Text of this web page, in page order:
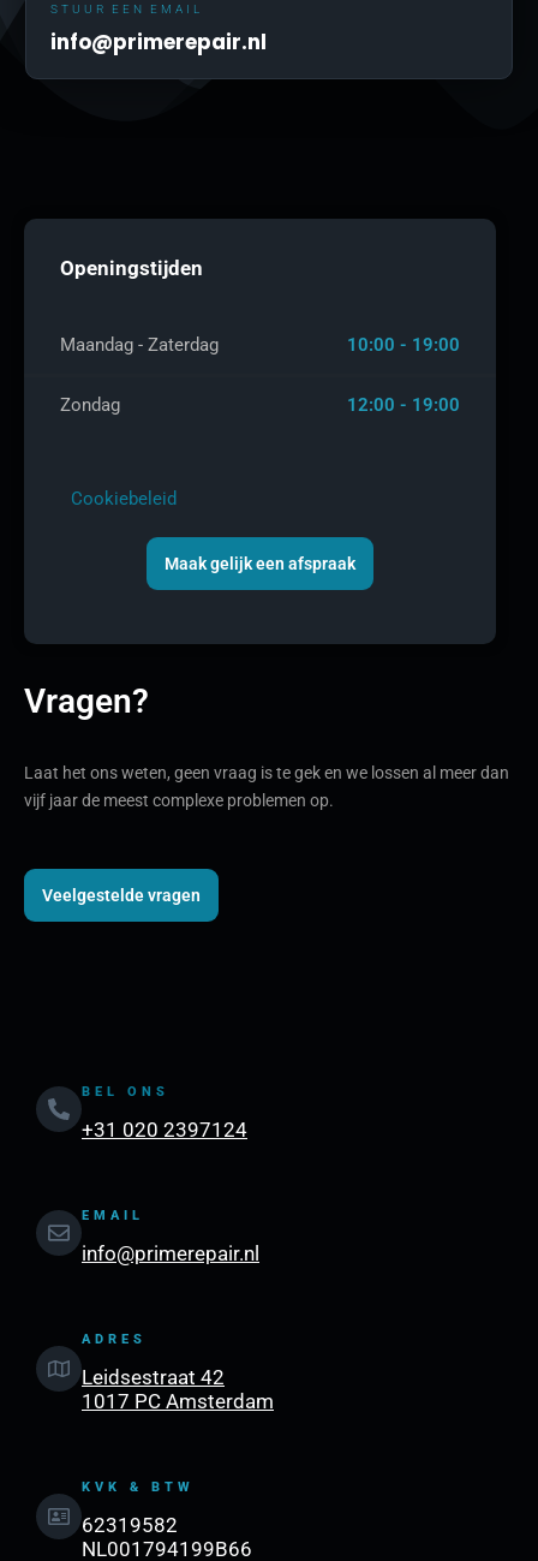
STUUR EEN EMAIL
info@primerepair.nl
Openingstijden
Maandag - Zaterdag 10:00 - 19:00
Zondag 12:00 - 19:00
Cookiebeleid
Maak gelijk een afspraak
Vragen?
Laat het ons weten, geen vraag is te gek en we lossen al meer dan
vijf jaar de meest complexe problemen op.
Veelgestelde vragen
BEL ONS
+31 020 2397124
EMAIL
info@primerepair.nl
ADRES
Leidsestraat 42
1017 PC Amsterdam
KVK & BTW
62319582
NL001794199B66